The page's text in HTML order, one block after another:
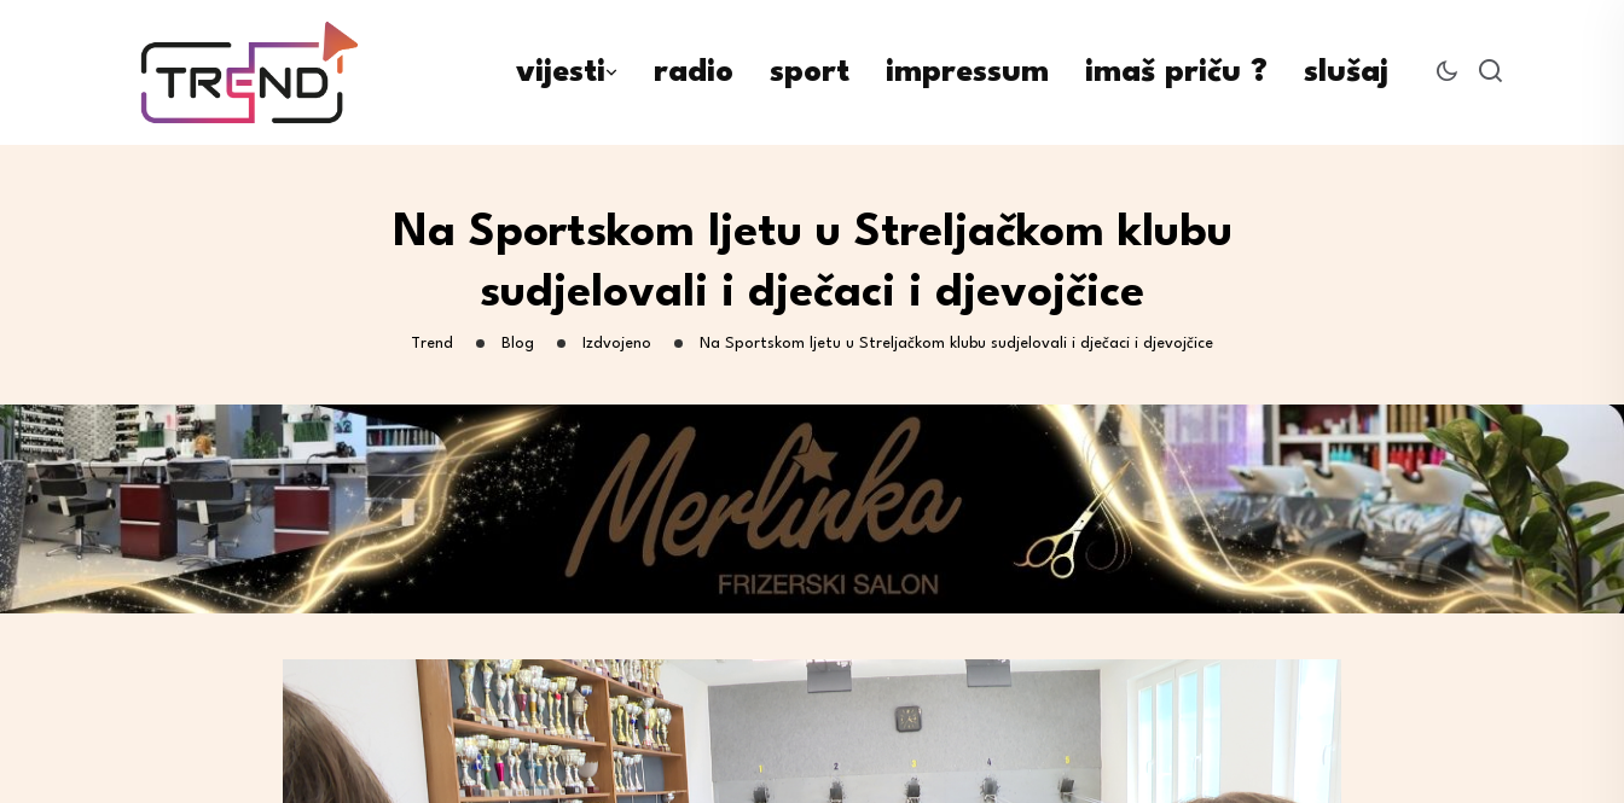
vijesti radio sport impressum imaš priču ? slušaj
Na Sportskom ljetu u Streljačkom klubu
sudjelovali i dječaci i djevojčice
Trend Blog Izdvojeno Na Sportskom ljetu u Streljačkom klubu sudjelovali i dječaci i djevojčice